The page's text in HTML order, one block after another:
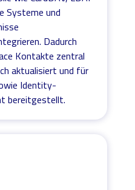
Systeme und
Dadurch
Kontakte zentral
aktualisiert und für
Identity-
bereitgestellt.